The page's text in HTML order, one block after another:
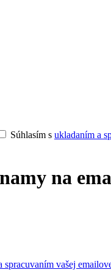
Súhlasím s ukladaním a
na
spracuvaním vašej